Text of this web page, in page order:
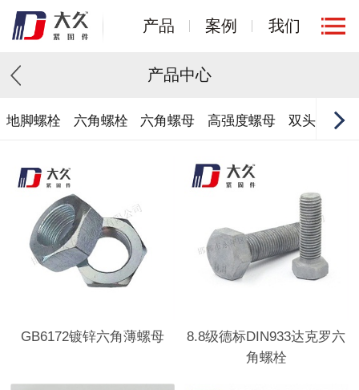
产品 案例 我们
产品中心
地脚螺栓 六角螺栓 六角螺母 高强度螺母 双头螺栓
GB6172镀锌六角薄螺母
8.8级德标DIN933达克罗六
角螺栓